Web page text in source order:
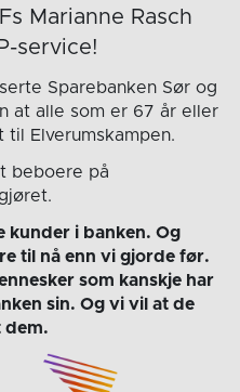
Marianne Rasch
service!
Sparebanken Sør og
at alle som er 67 år eller
Elverumskampen.
beboere på
kunder i banken. Og
til nå enn vi gjorde før.
som kanskje har
sin. Og vi vil at de
dem.